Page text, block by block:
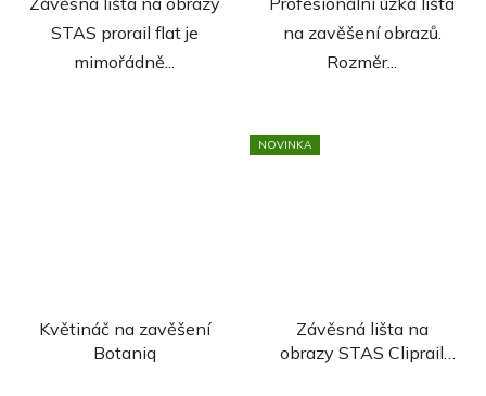
STAS prorail flat je
mimořádně...
na zavěšení obrazů.
Rozměr...
Květináč na zavěšení
Botaniq
NOVINKA
Závěsná lišta na
obrazy STAS Cliprail